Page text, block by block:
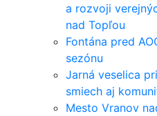
a rozvoji
nad Topľou
Fontána pred
sezónu
Jarná veselica
smiech aj
Mesto Vranov